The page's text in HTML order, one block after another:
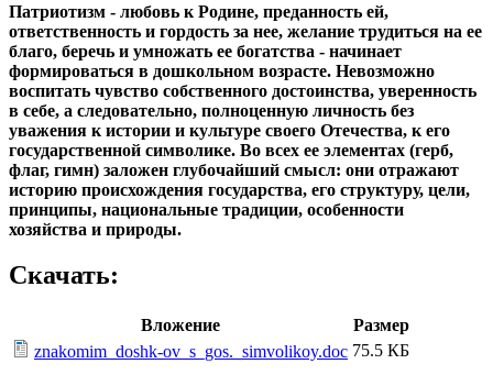
Патриотизм - любовь к Родине, преданность ей,
ответственность и гордость за нее, желание трудиться на ее
благо, беречь и умножать ее богатства - начинает
формироваться в дошкольном возрасте. Невозможно
воспитать чувство собственного достоинства, уверенность
в себе, а следовательно, полноценную личность без
уважения к истории и культуре своего Отечества, к его
государственной символике. Во всех ее элементах (герб,
флаг, гимн) заложен глубочайший смысл: они отражают
историю происхождения государства, его структуру, цели,
принципы, национальные традиции, особенности
хозяйства и природы.
Скачать:
Вложение
Размер
znakomim_doshk-ov_s_gos._simvolikoy.doc 75.5 КБ